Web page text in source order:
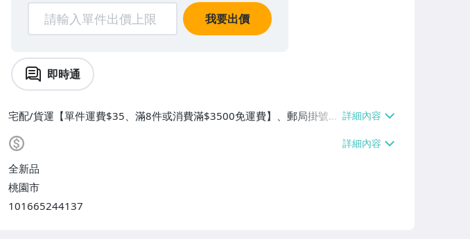
我要出價
即時通
宅配/貨運【單件運費$35、滿8件或消費滿$3500免運費】、郵局掛號
【單件運費$35、滿8件或消費滿$3000免運費】
全新品
桃園市
101665244137